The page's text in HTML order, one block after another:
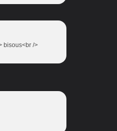
bisous<br />